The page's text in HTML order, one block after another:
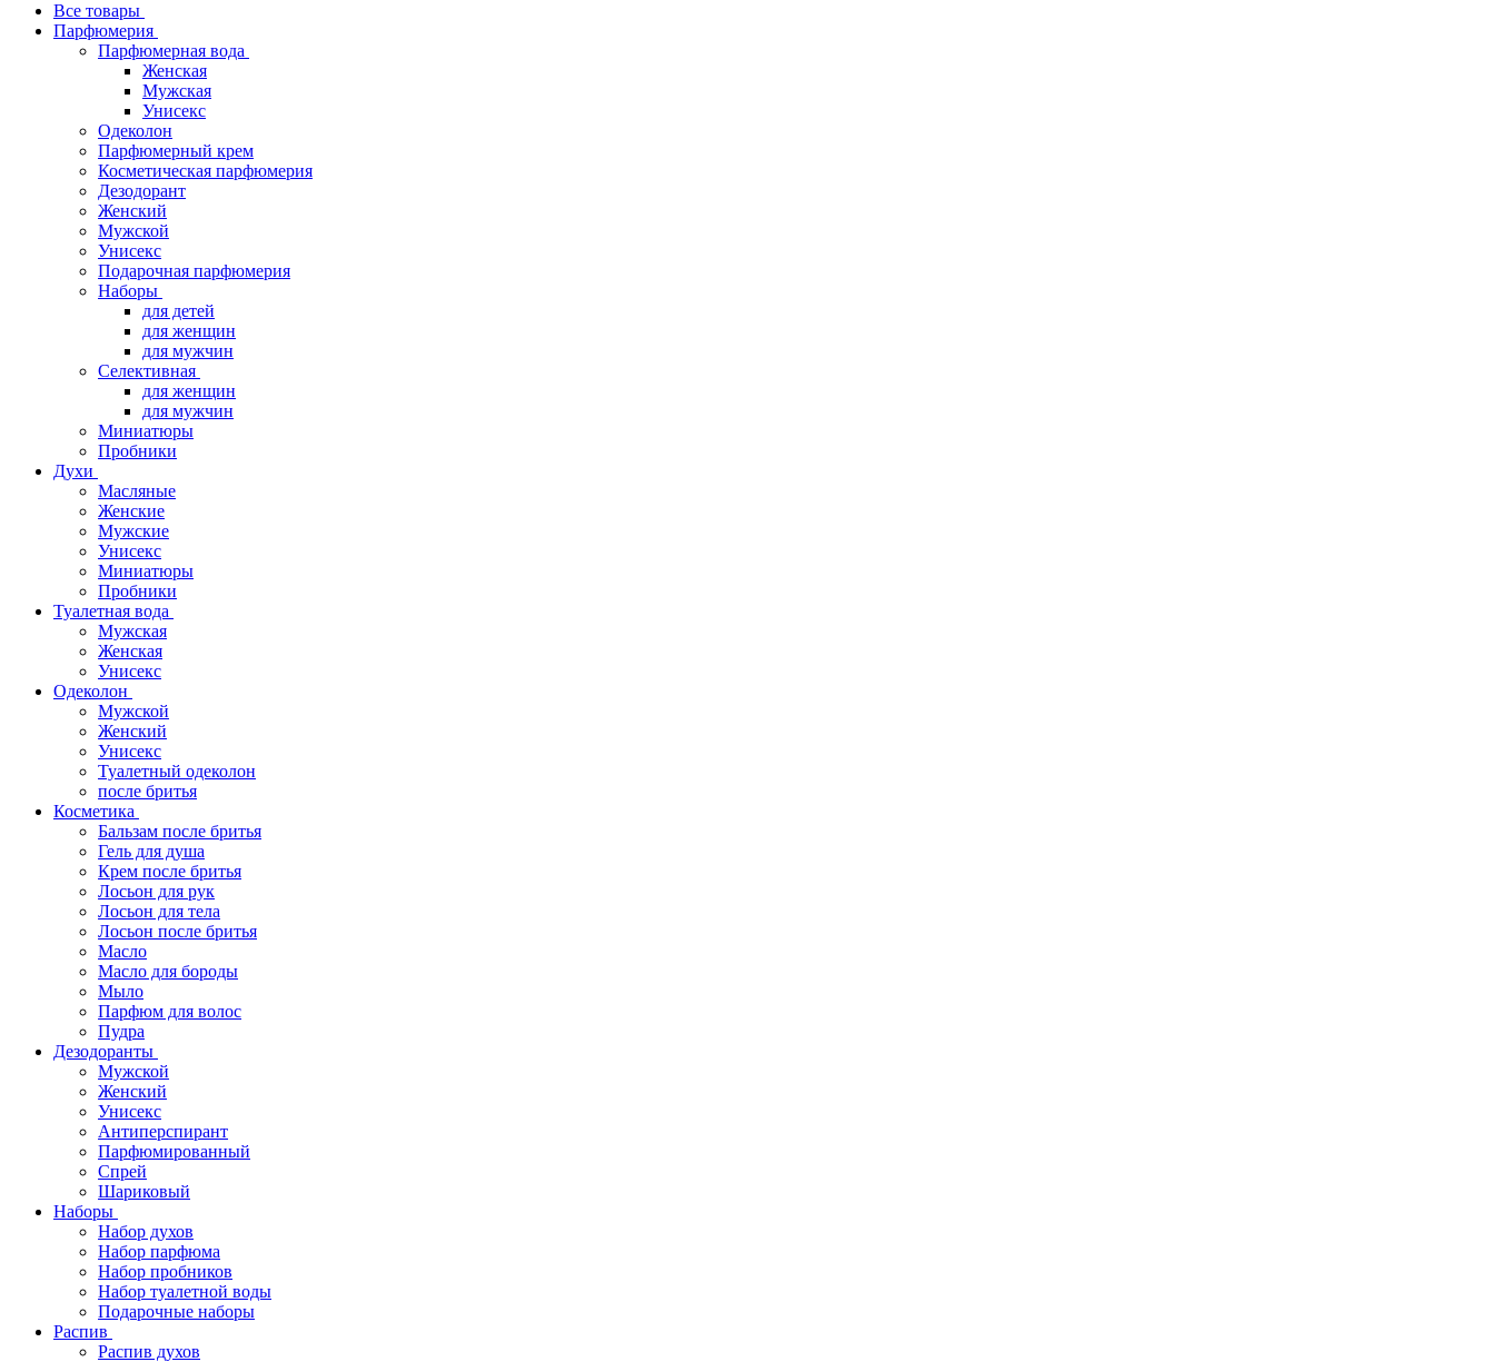
Все товары
Парфюмерия
Парфюмерная вода
Женская
Мужская
Унисекс
Одеколон
Парфюмерный крем
Косметическая парфюмерия
Дезодорант
Женский
Мужской
Унисекс
Подарочная парфюмерия
Наборы
для детей
для женщин
для мужчин
Селективная
для женщин
для мужчин
Миниатюры
Пробники
Духи
Масляные
Женские
Мужские
Унисекс
Миниатюры
Пробники
Туалетная вода
Мужская
Женская
Унисекс
Одеколон
Мужской
Женский
Унисекс
Туалетный одеколон
после бритья
Косметика
Бальзам после бритья
Гель для душа
Крем после бритья
Лосьон для рук
Лосьон для тела
Лосьон после бритья
Масло
Масло для бороды
Мыло
Парфюм для волос
Пудра
Дезодоранты
Мужской
Женский
Унисекс
Антиперспирант
Парфюмированный
Спрей
Шариковый
Наборы
Набор духов
Набор парфюма
Набор пробников
Набор туалетной воды
Подарочные наборы
Распив
Распив духов